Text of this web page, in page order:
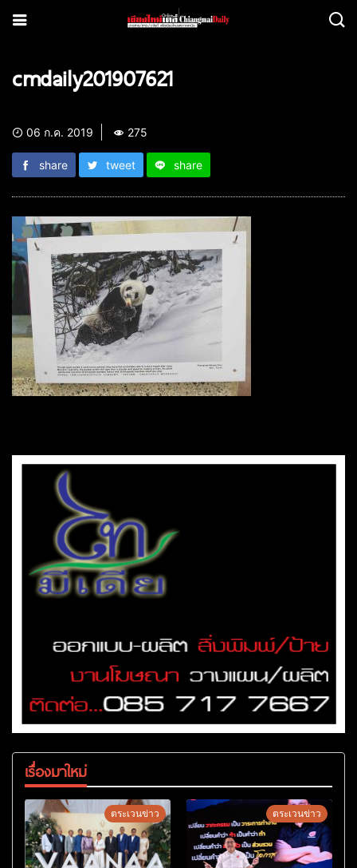
cmdaily201907621
06 ก.ค. 2019 275
share tweet share
เรื่องมาใหม่
ตระเวนข่าว ตระเวนข่าว